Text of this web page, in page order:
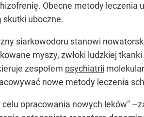
Obecne metody
skutki uboczne.
siarkowodoru stanowi
myszy, zwłoki ludzkiej
zespołem psychiatrii
nowe metody leczenia
opracowania nowych leków”